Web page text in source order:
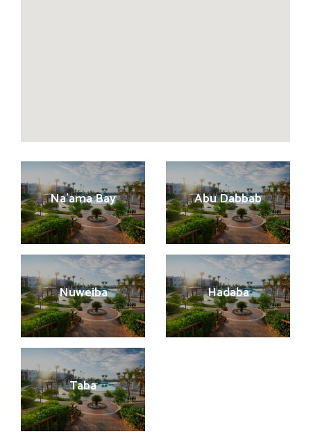
Na’ama Bay Abu Dabbab
Nuweiba Hadaba
Taba